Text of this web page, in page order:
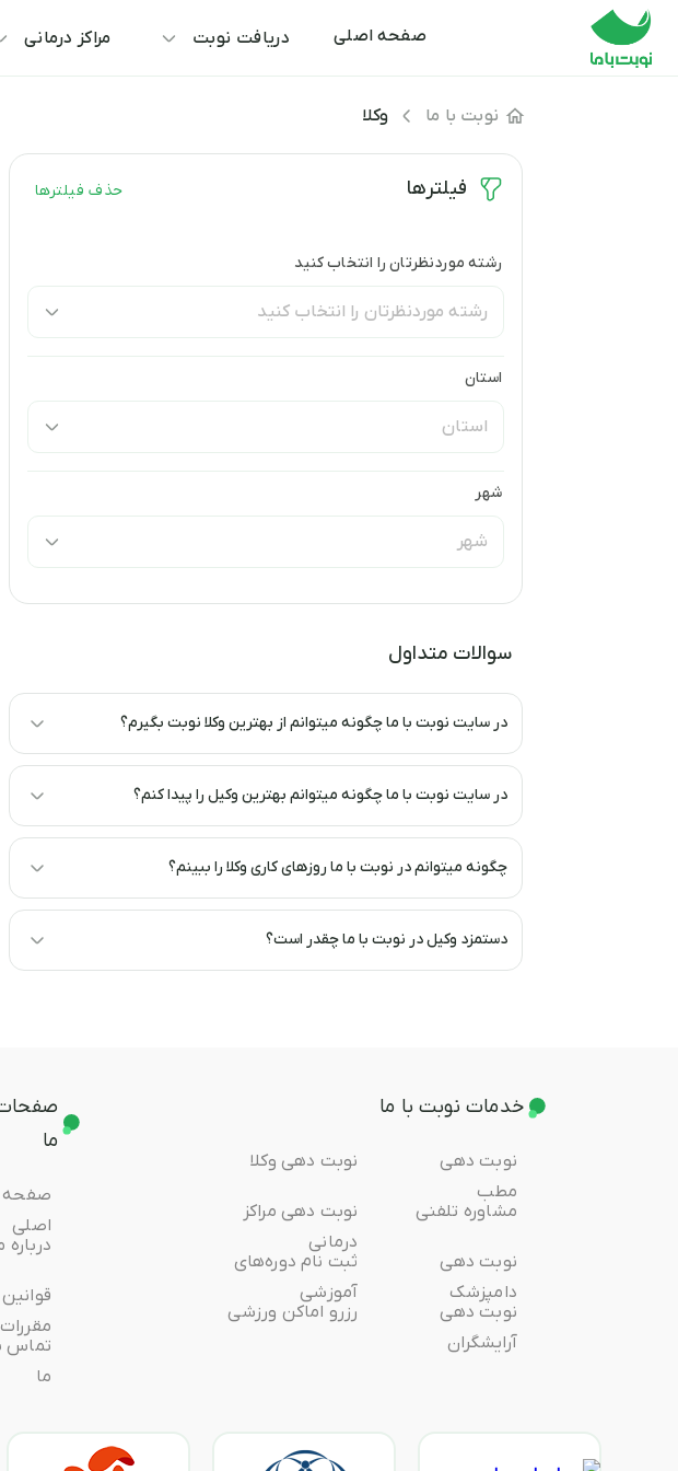
صفحه اصلی دریافت نوبت مراکز درمانی
نوبت با ما وکلا
فیلترها حذف فیلتر‌ها
رشته موردنظرتان را انتخاب کنید
استان
شهر
سوالات متداول
در سایت نوبت با ما چگونه میتوانم از بهترین وکلا نوبت بگیرم؟
در سایت نوبت با ما چگونه میتوانم بهترین وکیل را پیدا کنم؟
چگونه میتوانم در نوبت با ما روزهای کاری وکلا را ببینم؟
دستمزد وکیل در نوبت با ما چقدر است؟
خدمات نوبت با ما
نوبت دهی
مطب
مشاوره تلفنی
نوبت دهی
دامپزشک
نوبت دهی
آرایشگران
نوبت دهی وکلا
نوبت دهی مراکز
درمانی
ثبت ‌نام دوره‌های
آموزشی
رزرو اماکن ورزشی
ما
صفحه
اصلی
درباره
مقررات
تماس
ما